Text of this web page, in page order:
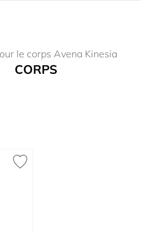
le corps Avena Kinesia
CORPS